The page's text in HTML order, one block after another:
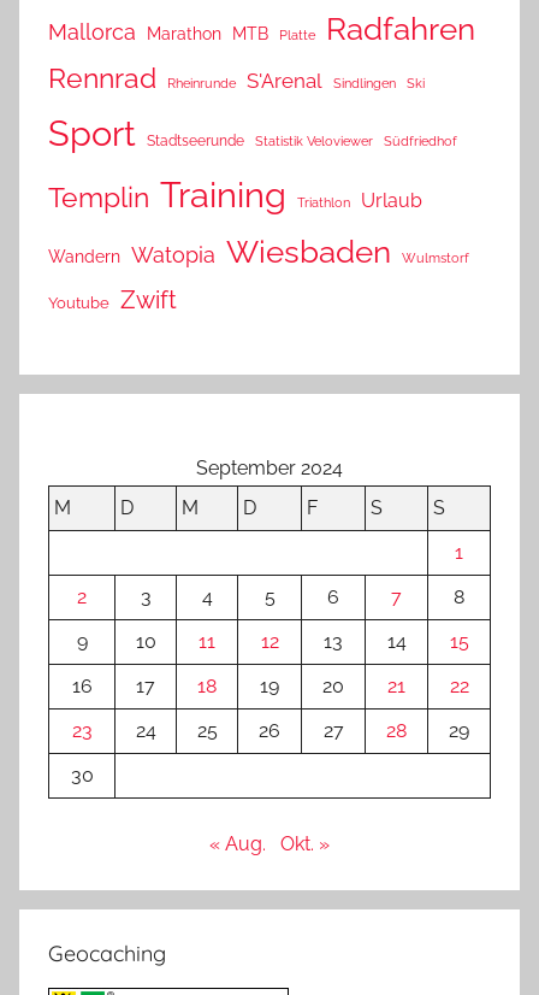
Mallorca Marathon MTB Platte Radfahren
Rennrad Rheinrunde S'Arenal Sindlingen Ski
Sport Stadtseerunde Statistik Veloviewer Südfriedhof
Templin Training Triathlon Urlaub
Wandern Watopia Wiesbaden Wulmstorf
Youtube Zwift
September 2024
M
D M D F S
S
1
2
3 4 5 6 7
8
9
10 11 12 13 14
15
16
17 18 19 20 21
22
23
24 25 26 27 28
29
30
« Aug. Okt. »
Geocaching